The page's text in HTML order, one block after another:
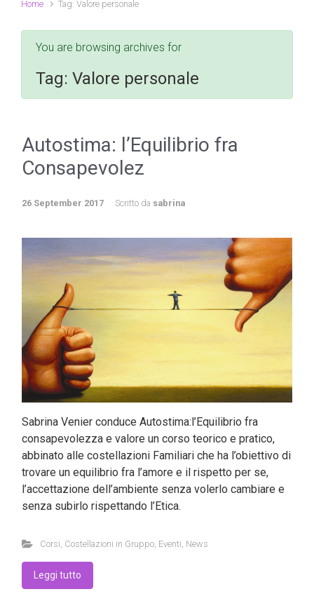
Home Tag: Valore personale
You are browsing archives for
Tag: Valore personale
Autostima: l’Equilibrio fra
Consapevolez
26 September 2017 Scritto da sabrina
Sabrina Venier conduce Autostima:l’Equilibrio fra
consapevolezza e valore un corso teorico e pratico,
abbinato alle costellazioni Familiari che ha l’obiettivo di
trovare un equilibrio fra l’amore e il rispetto per se,
l’accettazione dell’ambiente senza volerlo cambiare e
senza subirlo rispettando l’Etica.
Corsi Costellazioni in Gruppo, Eventi News
Leggi tutto